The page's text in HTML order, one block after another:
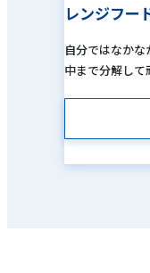
レンジフー
自分ではなか
中まで分解して